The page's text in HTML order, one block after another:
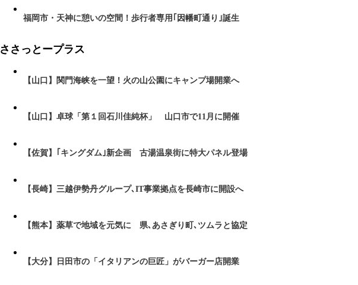
福岡市・天神に憩いの空間！歩行者専用｢因幡町通り｣誕生
ささっとープラス
【山口】関門海峡を一望！火の山公園にキャンプ場開業へ
【山口】卓球「第１回石川佳純杯」 山口市で11月に開催
【佐賀】｢キングダム｣新企画 古湯温泉街に特大パネル登場
【長崎】三越伊勢丹グループ､IT事業拠点を長崎市に開設へ
【熊本】薬草で地域を元気に 県､あさぎり町､ツムラと協定
【大分】日田市の「イタリアンの巨匠」がバーガー店開業